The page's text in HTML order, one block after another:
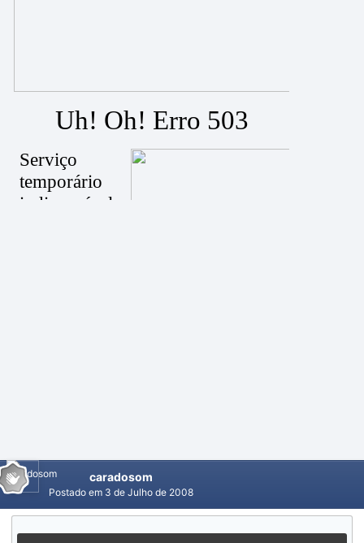
caradosom
Postado em 3 de Julho de 2008